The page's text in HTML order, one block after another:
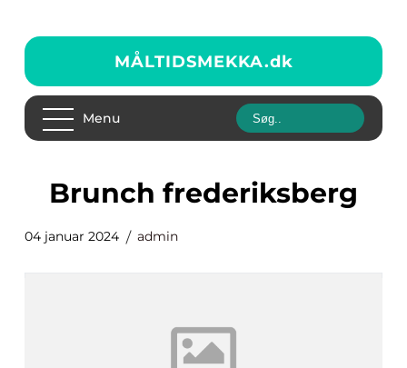
MÅLTIDSMEKKA.dk
Menu
brunch frederiksberg
04 januar 2024 admin